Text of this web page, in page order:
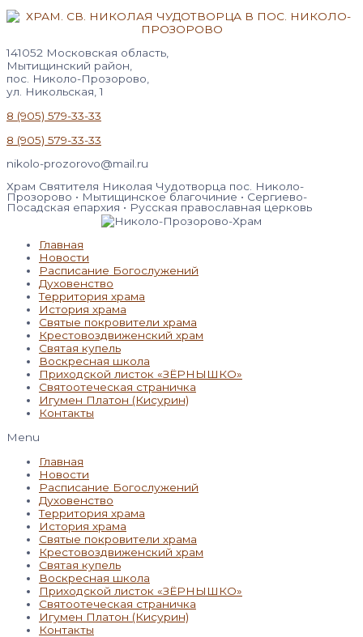
141052 Московская область,
Мытищинский район,
пос. Николо-Прозорово,
ул. Никольская, 1
8 (905) 579-33-33
8 (905) 579-33-33
nikolo-prozorovo@mail.ru
Храм Святителя Николая Чудотворца пос. Николо-
Прозорово • Мытищинское благочиние • Сергиево-
Посадская епархия • Русская православная церковь
Главная
Новости
Расписание Богослужений
Духовенство
Территория храма
История храма
Святые покровители храма
Крестовоздвиженский храм
Святая купель
Воскресная школа
Приходской листок «ЗЁРНЫШКО»
Святоотеческая страничка
Игумен Платон (Кисурин)
Контакты
Menu
Главная
Новости
Расписание Богослужений
Духовенство
Территория храма
История храма
Святые покровители храма
Крестовоздвиженский храм
Святая купель
Воскресная школа
Приходской листок «ЗЁРНЫШКО»
Святоотеческая страничка
Игумен Платон (Кисурин)
Контакты